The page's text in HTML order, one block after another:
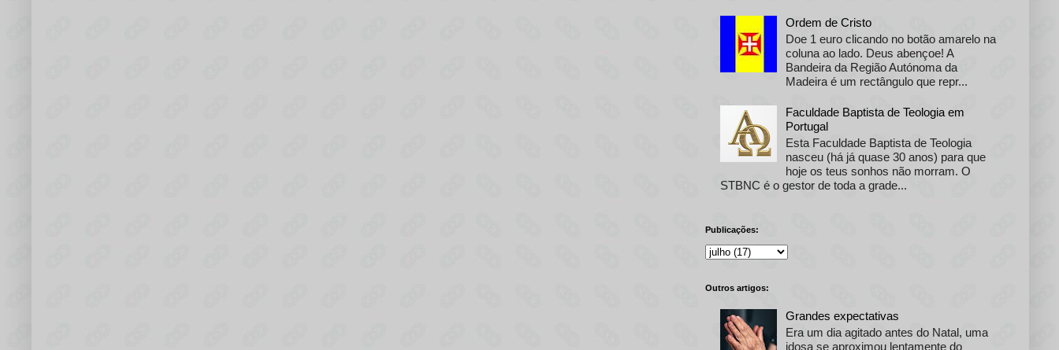
Ordem de Cristo
Doe 1 euro clicando no botão amarelo na
coluna ao lado. Deus abençoe! A
Bandeira da Região Autónoma da
Madeira é um rectângulo que repr...
Faculdade Baptista de Teologia em
Portugal
Esta Faculdade Baptista de Teologia
nasceu (há já quase 30 anos) para que
hoje os teus sonhos não morram. O
STBNC é o gestor de toda a grade...
Publicações:
Outros artigos:
Grandes expectativas
Era um dia agitado antes do Natal, uma
idosa se aproximou lentamente do